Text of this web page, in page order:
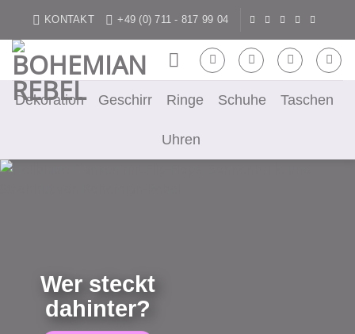
springen
KONTAKT +49 (0) 711 - 817 99 04
Dekoration Geschirr Ringe Schuhe Taschen
Uhren
Wer steckt
dahinter?